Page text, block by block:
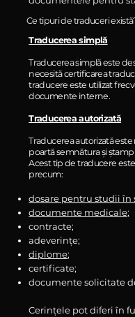
Ce tipuri de traduceri
Traducerea simplă
Traducerea simplă este
necesită certificarea
traducere este utilizat
documente interne.
Traducerea autorizată
Traducerea autorizată
poartă semnătura și
Acest tip de traducere
precum:
dosare pentru studii în
documente medicale;
contracte;
adeverințe;
diplome;
certificate;
documente solicitate
Cerințele pot diferi în